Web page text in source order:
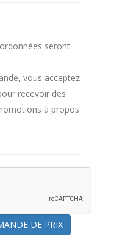
seront
vous acceptez
recevoir des
à propos
DE PRIX